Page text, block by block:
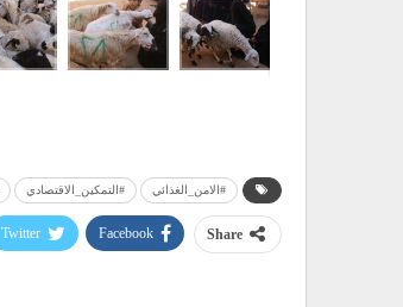
#الامن_الغذائي #التمكين_الاقتصادي
Share
Facebook
Twitter